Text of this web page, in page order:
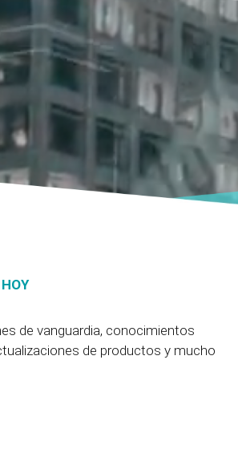
de vanguardia, conocimientos
de productos y mucho